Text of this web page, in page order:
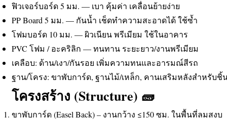
ฟิวเจอร์บอร์ด 5 มม. — เบา คุ้มค่า เคลื่อนย้ายง่าย
PP Board 5 มม. — กันน้ำ เช็ดทำความสะอาดได้ ใช้ซ้ำ
โฟมบอร์ด 10 มม. — ผิวเนียน พรีเมียม ใช้ในอาคาร
PVC โฟม / อะคริลิก — ทนทาน ระยะยาว/งานพรีเมียม
เคลือบ: ด้าน/เงา/กันรอย เพิ่มความทนและอารมณ์สีรถ
ฐาน/โครง: ขาพับการ์ด, ฐานไม้/เหล็ก, คานเสริมหลังสำหรับชิ้
โครงสร้าง (Structure) 🧱
ขาพับการ์ด (Easel Back) – งานกว้าง ≤150 ซม. ในพื้นที่ลมสงบ